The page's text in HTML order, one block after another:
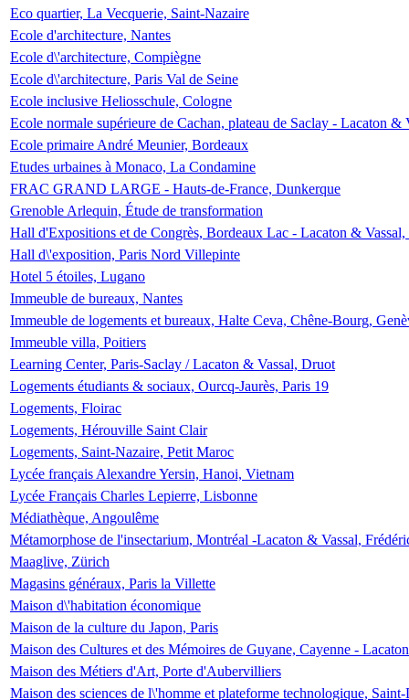
Eco quartier, La Vecquerie, Saint-Nazaire
Ecole d'architecture, Nantes
Ecole d\'architecture, Compiègne
Ecole d\'architecture, Paris Val de Seine
Ecole inclusive Heliosschule, Cologne
Ecole normale supérieure de Cachan, plateau de Saclay - Lacaton &
Ecole primaire André Meunier, Bordeaux
Etudes urbaines à Monaco, La Condamine
FRAC GRAND LARGE - Hauts-de-France, Dunkerque
Grenoble Arlequin, Étude de transformation
Hall d'Expositions et de Congrès, Bordeaux Lac - Lacaton &
Hall d\'exposition, Paris Nord Villepinte
Hotel 5 étoiles, Lugano
Immeuble de bureaux, Nantes
Immeuble de logements et bureaux, Halte Ceva, Chêne-Bourg,
Immeuble villa, Poitiers
Learning Center, Paris-Saclay / Lacaton & Vassal, Druot
Logements étudiants & sociaux, Ourcq-Jaurès, Paris 19
Logements, Floirac
Logements, Hérouville Saint Clair
Logements, Saint-Nazaire, Petit Maroc
Lycée français Alexandre Yersin, Hanoi, Vietnam
Lycée Français Charles Lepierre, Lisbonne
Médiathèque, Angoulême
Métamorphose de l'insectarium, Montréal -Lacaton & Vassal,
Maaglive, Zürich
Magasins généraux, Paris la Villette
Maison d\'habitation économique
Maison de la culture du Japon, Paris
Maison des Cultures et des Mémoires de Guyane, Cayenne -
Maison des Métiers d'Art, Porte d'Aubervilliers
Maison des sciences de l\'homme et plateforme technologique,